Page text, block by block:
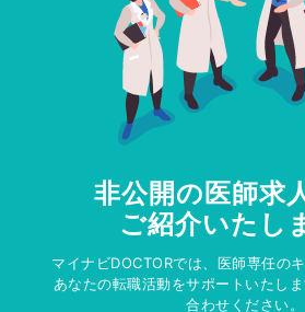
非公開の医師求
ご紹介いたし
マイナビDOCTORでは、医師専任の
あなたの転職活動をサポートいたし
合わせください。